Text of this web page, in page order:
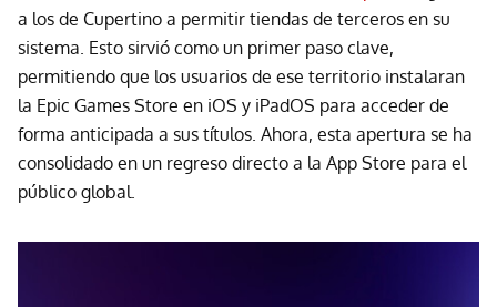
a los de Cupertino a permitir tiendas de terceros en su
sistema. Esto sirvió como un primer paso clave,
permitiendo que los usuarios de ese territorio instalaran
la Epic Games Store en iOS y iPadOS para acceder de
forma anticipada a sus títulos. Ahora, esta apertura se ha
consolidado en un regreso directo a la App Store para el
público global.